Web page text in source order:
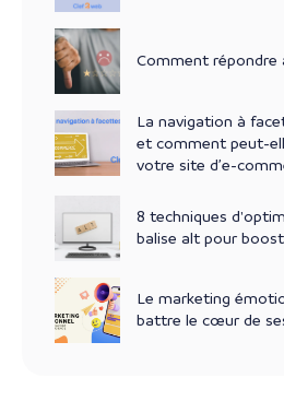
Comment répondre
La navigation à
et comment peut-
votre site d’e-
8 techniques
balise alt pour
Le marketing
battre le cœur de